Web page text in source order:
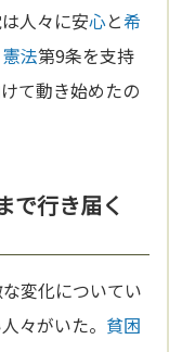
人々に安心と希
憲法第9条を支持
て動き始めたの
で行き届く
変化についてい
々がいた。 貧困